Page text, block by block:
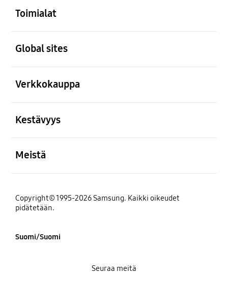
Toimialat
Global sites
Verkkokauppa
Kestävyys
Meistä
Copyright© 1995-2026 Samsung. Kaikki oikeudet
pidätetään.
Suomi/Suomi
Seuraa meitä